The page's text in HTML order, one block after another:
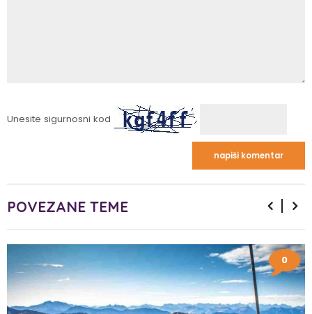
Unesite sigurnosni kod
POVEZANE TEME
0